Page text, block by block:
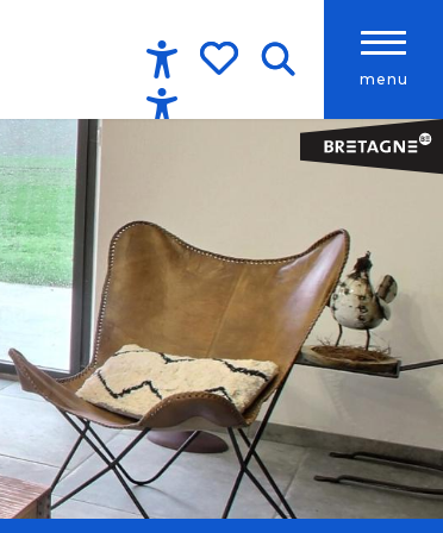
menu
Accessibilité